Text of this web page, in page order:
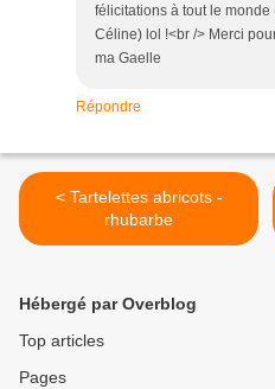
félicitations à tout le
Céline) lol !<br /> Merci
ma Gaelle
Répondre
< Tartelettes abricots -
rhubarbe
Hébergé par Overblog
Top articles
Pages